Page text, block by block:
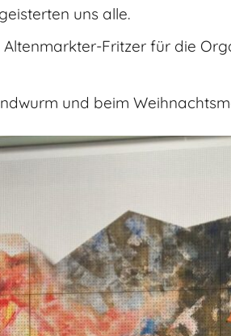
uns alle.
Fritzer für die
und beim